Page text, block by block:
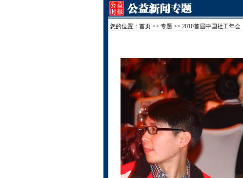
您的位置： 首页 >> 专题 >> 2010首届中国社工年会